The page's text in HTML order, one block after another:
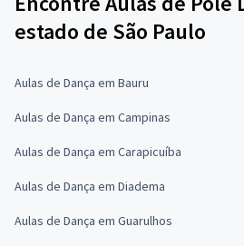
estado de São Paulo
Aulas de Dança em Bauru
Aulas de Dança em Campinas
Aulas de Dança em Carapicuíba
Aulas de Dança em Diadema
Aulas de Dança em Guarulhos